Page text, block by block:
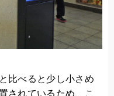
比べると少し小さめ